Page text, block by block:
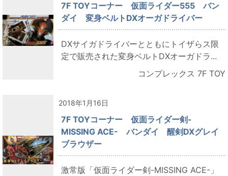
7F TOYコーナー 仮面ライダー555 バン
ダイ 変身ベルトDXオーガドライバー
DXサイガドライバーとともにトイザらス限
定で販売された変身ベルトDXオーガドラ...
コンプレックス 7F TOY
2018年1月16日
7F TOYコーナー 仮面ライダー剣-
MISSING ACE- バンダイ 醒剣DXグレイ
ブラウザー
激常版「仮面ライダー剣-MISSING ACE-」